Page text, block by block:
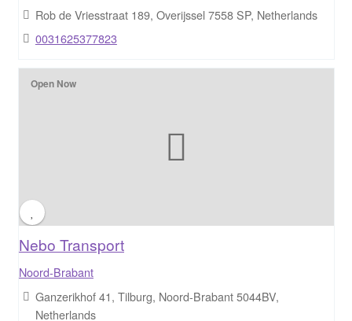
Rob de Vriesstraat 189, Overijssel 7558 SP, Netherlands
0031625377823
Nebo Transport
Noord-Brabant
Ganzerikhof 41, Tilburg, Noord-Brabant 5044BV,
Netherlands
Open Now